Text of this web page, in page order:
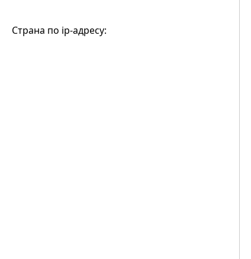
Страна по ip-адресу: